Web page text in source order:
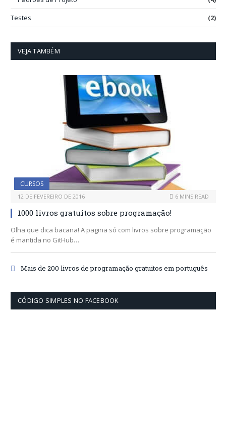
Testes
(2)
VEJA TAMBÉM
CURSOS
12 DE FEVEREIRO DE 2016 6 MINS READ
1000 livros gratuitos sobre programação!
Olha que dica bacana! A pagina só com livros sobre programação
é mantida no GitHub…
Mais de 200 livros de programação gratuitos em português
CÓDIGO SIMPLES NO FACEBOOK